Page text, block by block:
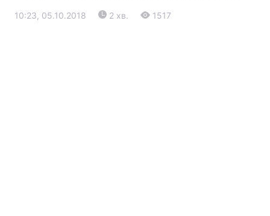
10:23, 05.10.2018 2 хв. 1517